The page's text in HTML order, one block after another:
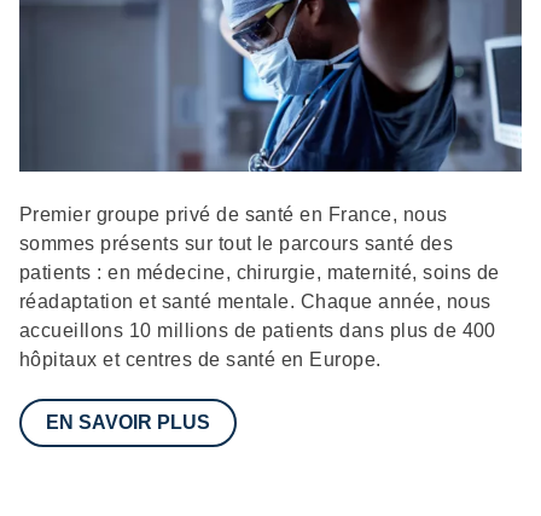
Description
Premier groupe privé de santé en France, nous
sommes présents sur tout le parcours santé des
patients : en médecine, chirurgie, maternité, soins de
réadaptation et santé mentale. Chaque année, nous
accueillons 10 millions de patients dans plus de 400
hôpitaux et centres de santé en Europe.
EN SAVOIR PLUS